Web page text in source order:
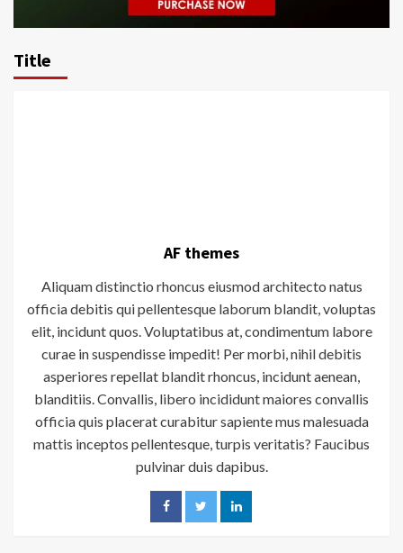
Title
AF themes
Aliquam distinctio rhoncus eiusmod architecto natus
officia debitis qui pellentesque laborum blandit, voluptas
elit, incidunt quos. Voluptatibus at, condimentum labore
curae in suspendisse impedit! Per morbi, nihil debitis
asperiores repellat blandit rhoncus, incidunt aenean,
blanditiis. Convallis, libero incididunt maiores convallis
officia quis placerat curabitur sapiente mus malesuada
mattis inceptos pellentesque, turpis veritatis? Faucibus
pulvinar duis dapibus.